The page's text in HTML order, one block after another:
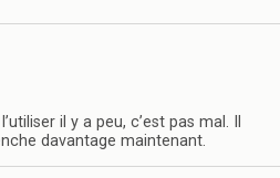
il y a peu, c’est pas mal. Il
davantage maintenant.